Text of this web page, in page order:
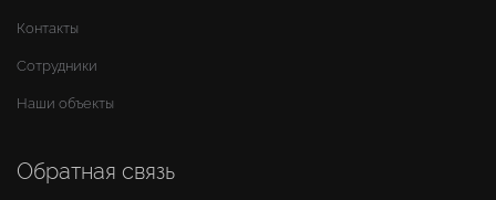
Контакты
Сотрудники
Наши объекты
Обратная связь